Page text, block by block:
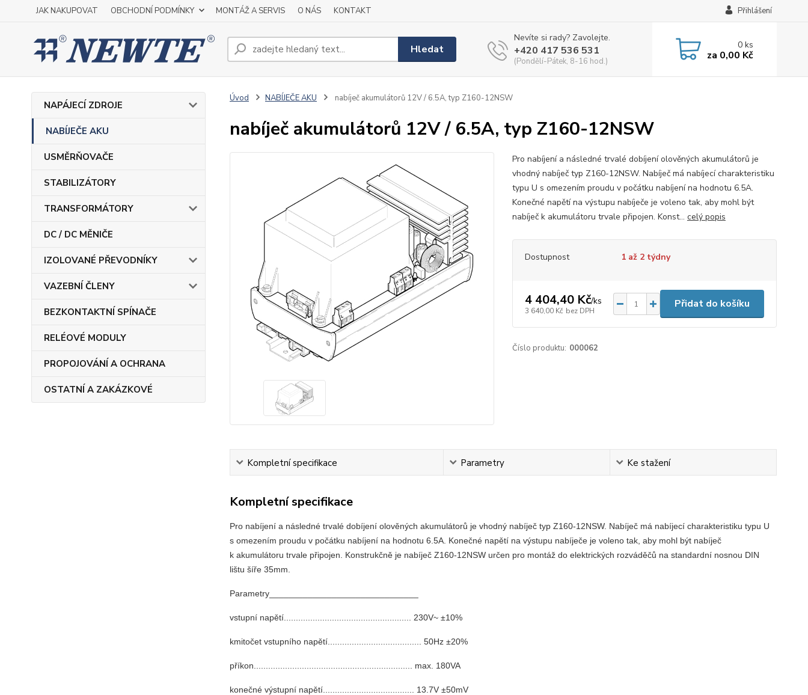
JAK NAKUPOVAT OBCHODNÍ PODMÍNKY MONTÁŽ A SERVIS O NÁS KONTAKT Přihlášení
Hledat
Nevíte si rady? Zavolejte.
+420 417 536 531
(Pondělí-Pátek, 8-16 hod.)
0ks
za 0,00 Kč
NAPÁJECÍ ZDROJE
NABÍJEČE AKU
USMĚRŇOVAČE
STABILIZÁTORY
TRANSFORMÁTORY
DC / DC MĚNIČE
IZOLOVANÉ PŘEVODNÍKY
VAZEBNÍ ČLENY
BEZKONTAKTNÍ SPÍNAČE
RELÉOVÉ MODULY
PROPOJOVÁNÍ A OCHRANA
OSTATNÍ A ZAKÁZKOVÉ
Úvod NABÍJEČE AKU nabíječ akumulátorů 12V / 6.5A, typ Z160-12NSW
nabíječ akumulátorů 12V / 6.5A, typ Z160-12NSW
Pro nabíjení a následné trvalé dobíjení olověných akumulátorů je
vhodný nabíječ typ Z160-12NSW. Nabíječ má nabíjecí charakteristiku
typu U s omezením proudu v počátku nabíjení na hodnotu 6.5A.
Konečné napětí na výstupu nabíječe je voleno tak, aby mohl být
nabíječ k akumulátoru trvale připojen. Konst... celý popis
Dostupnost 1 až 2 týdny
4 404,40 Kč/ks
3 640,00 Kč bez DPH
Přidat do košíku
Číslo produktu: 000062
Kompletní specifikace Parametry Ke stažení
Kompletní specifikace
Pro nabíjení a následné trvalé dobíjení olověných akumulátorů je vhodný nabíječ typ Z160-12NSW. Nabíječ má nabíjecí charakteristiku typu U
s omezením proudu v počátku nabíjení na hodnotu 6.5A. Konečné napětí na výstupu nabíječe je voleno tak, aby mohl být nabíječ
k akumulátoru trvale připojen. Konstrukčně je nabíječ Z160-12NSW určen pro montáž do elektrických rozváděčů na standardní nosnou DIN
lištu šíře 35mm.
Parametry_______________________________
vstupní napětí..................................................... 230V~ ±10%
kmitočet vstupního napětí....................................... 50Hz ±20%
příkon.................................................................. max. 180VA
konečné výstupní napětí...................................... 13.7V ±50mV